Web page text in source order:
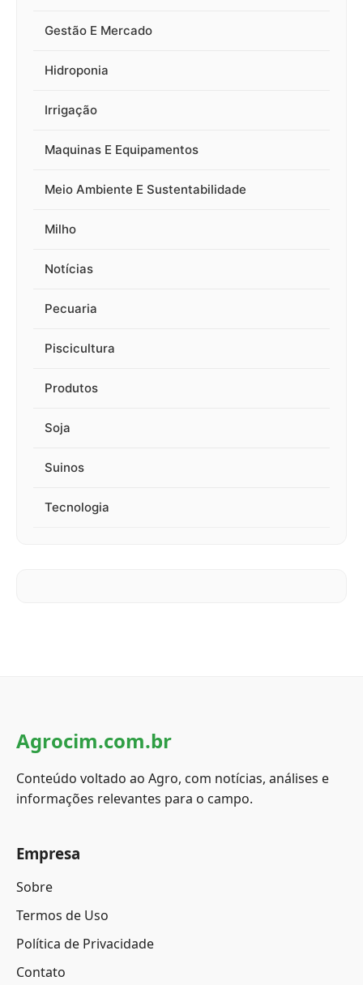
Gestão E Mercado
Hidroponia
Irrigação
Maquinas E Equipamentos
Meio Ambiente E Sustentabilidade
Milho
Notícias
Pecuaria
Piscicultura
Produtos
Soja
Suinos
Tecnologia
Agrocim.com.br
Conteúdo voltado ao Agro, com notícias, análises e
informações relevantes para o campo.
Empresa
Sobre
Termos de Uso
Política de Privacidade
Contato